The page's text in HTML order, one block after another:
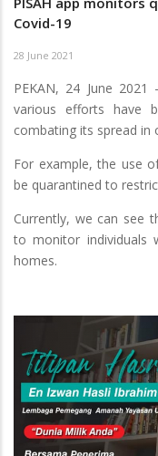
Covid-19
28 June 2021
PEKAN, 24 June
various efforts have
combating its spread in
For example, the use
be quarantined to
Currently, we can see
to monitor individuals
homes.